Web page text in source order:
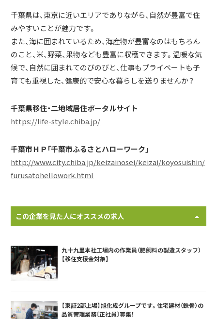
千葉県は、東京に近いエリアでありながら、自然が豊富で住
みやすいことが魅力です。
また、海に囲まれているため、海産物が豊富なのはもちろん
のこと、米、野菜、果物なども豊富に収穫できます。温暖な気
候で、自然に囲まれてのびのびと、仕事もプライベートも子
育ても重視した、健康的で安心な暮らしを送りませんか？
千葉県移住・二地域居住ポータルサイト
https://life-style.chiba.jp/
千葉市ＨＰ「千葉市ふるさとハローワーク」
http://www.city.chiba.jp/keizainosei/keizai/koyosuishin/
furusatohellowork.html
この企業を見た人にオススメの求人
九十九里本社工場内の作業員（肥飼料の製造スタッフ）
【移住支援金対象】
【東証2部上場】旭化成グループです。住宅建材（鉄骨）の
品質管理業務〔正社員〕募集！